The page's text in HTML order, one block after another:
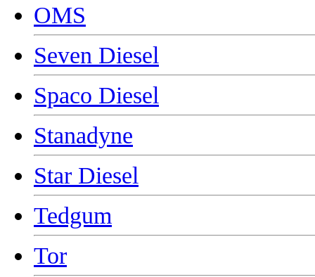
OMS
Seven Diesel
Spaco Diesel
Stanadyne
Star Diesel
Tedgum
Tor